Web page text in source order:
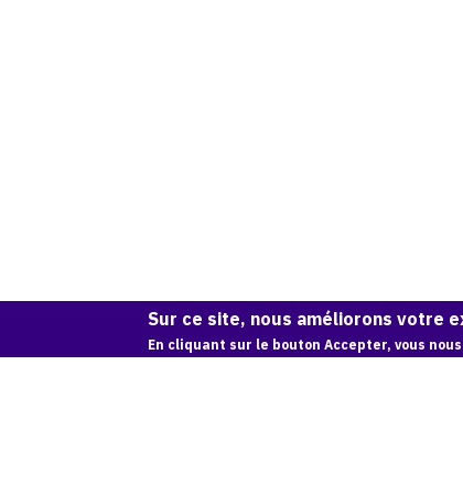
Sur ce site, nous améliorons votre
En cliquant sur le bouton Accepter, vous